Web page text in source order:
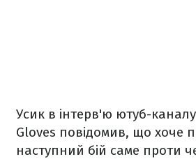
Усик в інтерв'ю ютуб-
Gloves повідомив, що хоче
наступний бій саме проти